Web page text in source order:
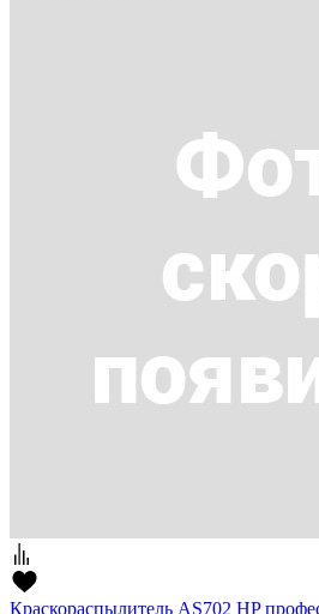
Краскораспылитель AS702 HP